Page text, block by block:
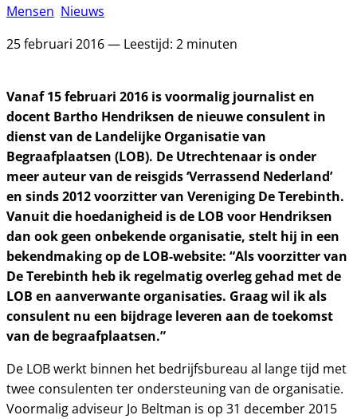
Mensen Nieuws
25 februari 2016 — Leestijd: 2 minuten
Vanaf 15 februari 2016 is voormalig journalist en
docent Bartho Hendriksen de nieuwe consulent in
dienst van de Landelijke Organisatie van
Begraafplaatsen (LOB). De Utrechtenaar is onder
meer auteur van de reisgids ‘Verrassend Nederland’
en sinds 2012 voorzitter van Vereniging De Terebinth.
Vanuit die hoedanigheid is de LOB voor Hendriksen
dan ook geen onbekende organisatie, stelt hij in een
bekendmaking op de LOB-website: “Als voorzitter van
De Terebinth heb ik regelmatig overleg gehad met de
LOB en aanverwante organisaties. Graag wil ik als
consulent nu een bijdrage leveren aan de toekomst
van de begraafplaatsen.”
De LOB werkt binnen het bedrijfsbureau al lange tijd met
twee consulenten ter ondersteuning van de organisatie.
Voormalig adviseur Jo Beltman is op 31 december 2015